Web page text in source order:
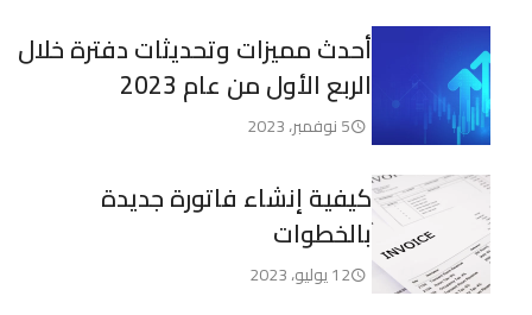
أحدث مميزات وتحديثات دفترة خلال
الربع الأول من عام 2023
5 نوفمبر، 2023
كيفية إنشاء فاتورة جديدة
بالخطوات
12 يوليو، 2023